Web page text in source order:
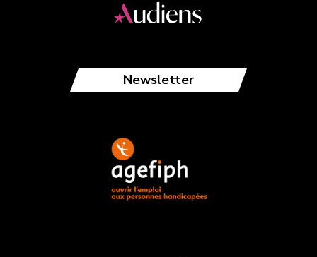
Newsletter